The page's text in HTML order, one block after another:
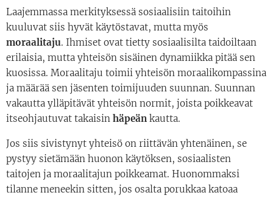
Laajemmassa merkityksessä sosiaalisiin taitoihin
kuuluvat siis hyvät käytöstavat, mutta myös
moraalitaju. Ihmiset ovat tietty sosiaalisilta taidoiltaan
erilaisia, mutta yhteisön sisäinen dynamiikka pitää sen
kuosissa. Moraalitaju toimii yhteisön moraalikompassina
ja määrää sen jäsenten toimijuuden suunnan. Suunnan
vakautta ylläpitävät yhteisön normit, joista poikkeavat
itseohjautuvat takaisin häpeän kautta.
Jos siis sivistynyt yhteisö on riittävän yhtenäinen, se
pystyy sietämään huonon käytöksen, sosiaalisten
taitojen ja moraalitajun poikkeamat. Huonommaksi
tilanne meneekin sitten, jos osalta porukkaa katoaa